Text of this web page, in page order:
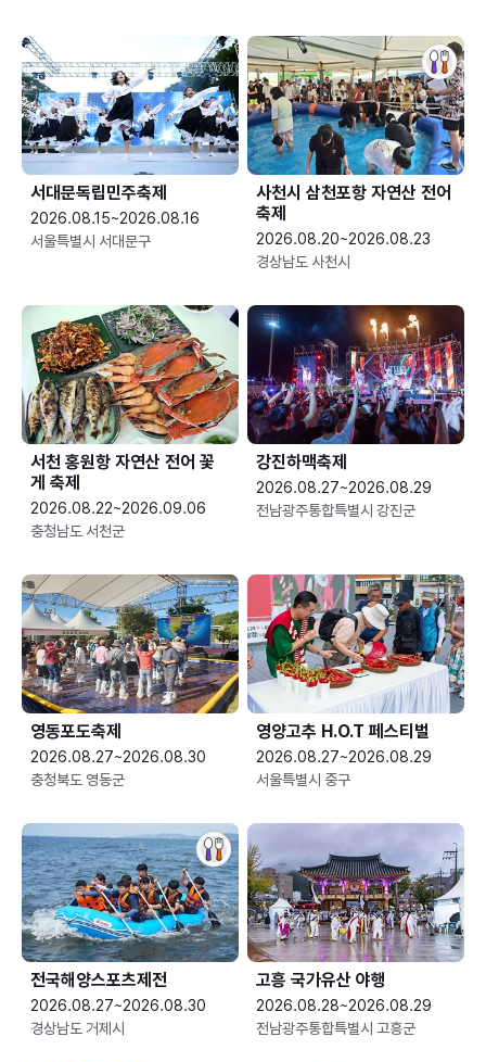
서대문독립민주축제
2026.08.15~2026.08.16
서울특별시 서대문구
사천시 삼천포항 자연산 전어
축제
2026.08.20~2026.08.23
경상남도 사천시
서천 홍원항 자연산 전어 꽃
게 축제
2026.08.22~2026.09.06
충청남도 서천군
강진하맥축제
2026.08.27~2026.08.29
전남광주통합특별시 강진군
영동포도축제
2026.08.27~2026.08.30
충청북도 영동군
영양고추 H.O.T 페스티벌
2026.08.27~2026.08.29
서울특별시 중구
전국해양스포츠제전
2026.08.27~2026.08.30
경상남도 거제시
고흥 국가유산 야행
2026.08.28~2026.08.29
전남광주통합특별시 고흥군